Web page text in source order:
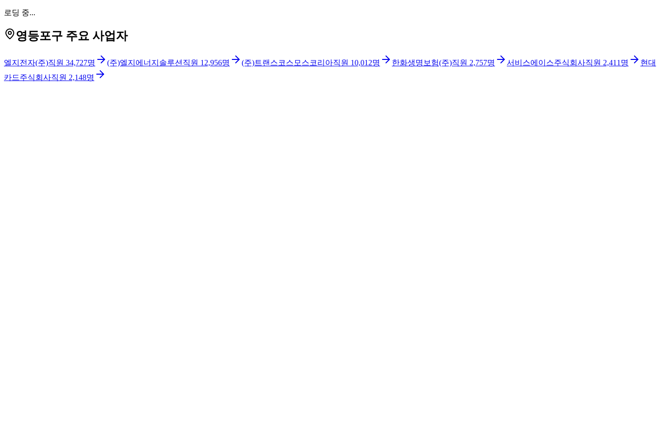
로딩 중...
영등포구 주요 사업자
엘지전자(주)직원 34,727명 (주)엘지에너지솔루션 직원 12,956명 (주)트랜스코스모스코리아직원 10,012명 한화생명보험(주)직원 2,757명 서비스에이스주식회사직원 2,411 명
현대
카드주식회사직원 2,148명